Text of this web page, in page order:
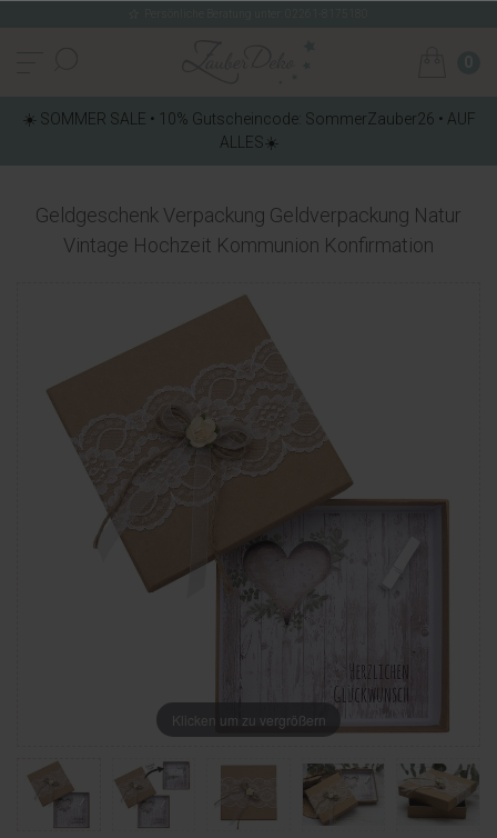
☀️ SOMMER SALE • 10% Gutscheincode: SommerZauber26 • AUF
ALLES☀️
Geldgeschenk Verpackung Geldverpackung Natur
Vintage Hochzeit Kommunion Konfirmation
Klicken um zu vergrößern